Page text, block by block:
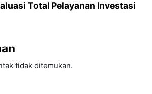
Total Pelayanan Investasi
tidak ditemukan.